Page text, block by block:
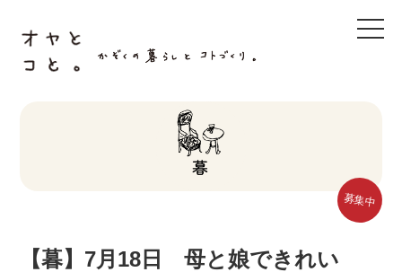
募集中
【暮】7月18日 母と娘できれい
t
o
t
i
o